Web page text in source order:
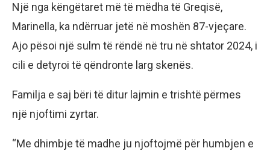
Një nga këngëtaret më të mëdha të Greqisë,
Marinella, ka ndërruar jetë në moshën 87-vjeçare.
Ajo pësoi një sulm të rëndë në tru në shtator 2024, i
cili e detyroi të qëndronte larg skenës.
Familja e saj bëri të ditur lajmin e trishtë përmes
një njoftimi zyrtar.
“Me dhimbje të madhe ju njoftojmë për humbjen e